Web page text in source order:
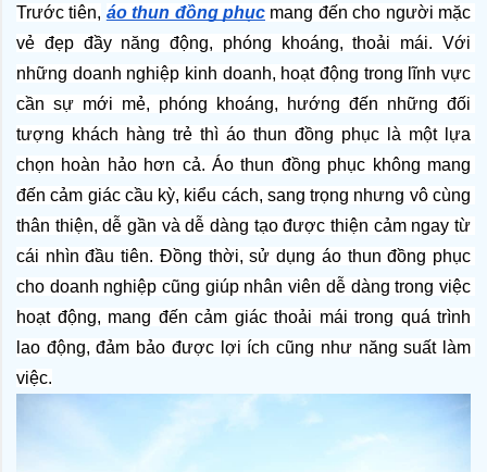
Trước tiên, áo thun đồng phục mang đến cho người mặc
vẻ đẹp đầy năng động, phóng khoáng, thoải mái. Với
những doanh nghiệp kinh doanh, hoạt động trong lĩnh vực
cần sự mới mẻ, phóng khoáng, hướng đến những đối
tượng khách hàng trẻ thì áo thun đồng phục là một lựa
chọn hoàn hảo hơn cả. Áo thun đồng phục không mang
đến cảm giác cầu kỳ, kiểu cách, sang trọng nhưng vô cùng
thân thiện, dễ gần và dễ dàng tạo được thiện cảm ngay từ
cái nhìn đầu tiên. Đồng thời, sử dụng áo thun đồng phục
cho doanh nghiệp cũng giúp nhân viên dễ dàng trong việc
hoạt động, mang đến cảm giác thoải mái trong quá trình
lao động, đảm bảo được lợi ích cũng như năng suất làm
việc.